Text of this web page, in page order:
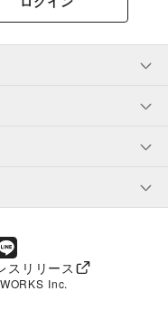
ズ
スリリース
Inc.